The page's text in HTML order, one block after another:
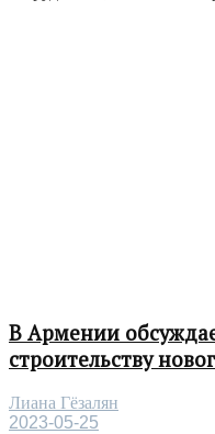
В Армении
строительству
Лиана Гёзалян
2023-05-25